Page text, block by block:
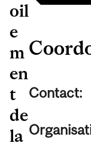
oil
e
m
en
t
de
la
Contact: